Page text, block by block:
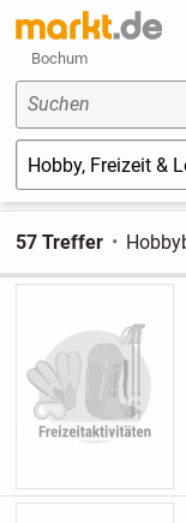
Bochum
Suchen
Hobby, Freizeit &
57 Treffer